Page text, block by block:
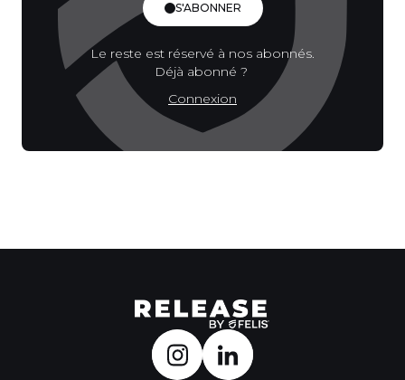
S'ABONNER
Le reste est réservé à nos abonnés.
Déjà abonné ?
Connexion